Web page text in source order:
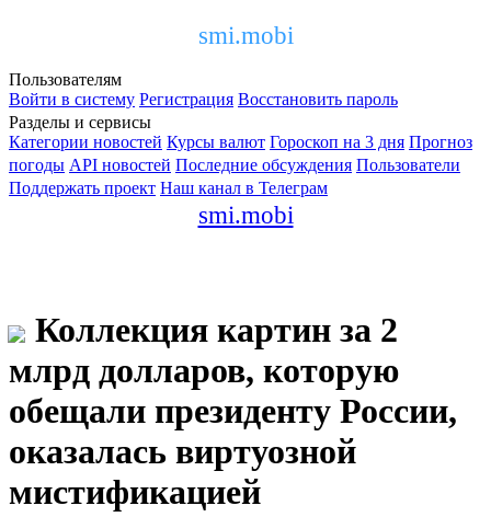
smi.mobi
Пользователям
Войти в систему Регистрация Восстановить пароль
Разделы и сервисы
Категории новостей Курсы валют Гороскоп на 3 дня Прогноз
погоды API новостей Последние обсуждения Пользователи
Поддержать проект Наш канал в Телеграм
smi.mobi
Коллекция картин за 2
млрд долларов, которую
обещали президенту России,
оказалась виртуозной
мистификацией